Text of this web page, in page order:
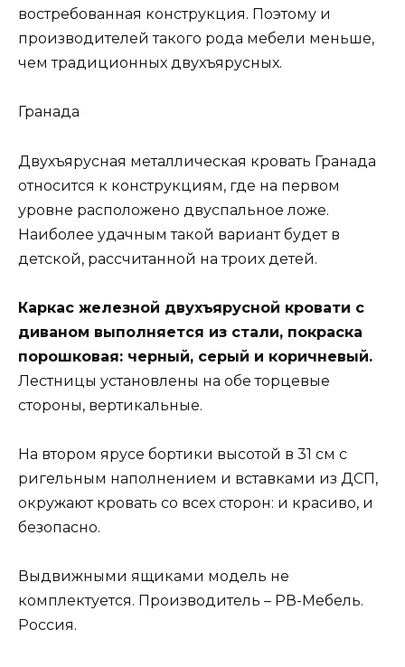
востребованная конструкция. Поэтому и
производителей такого рода мебели меньше,
чем традиционных двухъярусных.
Гранада
Двухъярусная металлическая кровать Гранада
относится к конструкциям, где на первом
уровне расположено двуспальное ложе.
Наиболее удачным такой вариант будет в
детской, рассчитанной на троих детей.
Каркас железной двухъярусной кровати с
диваном выполняется из стали, покраска
порошковая: черный, серый и коричневый.
Лестницы установлены на обе торцевые
стороны, вертикальные.
На втором ярусе бортики высотой в 31 см с
ригельным наполнением и вставками из ДСП,
окружают кровать со всех сторон: и красиво, и
безопасно.
Выдвижными ящиками модель не
комплектуется. Производитель – РВ-Мебель.
Россия.